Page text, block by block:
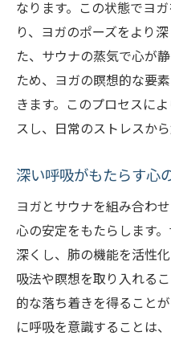
なります。この状態でヨ
り、ヨガのポーズをより
た、サウナの蒸気で心が
ため、ヨガの瞑想的な要
きます。このプロセスに
スし、日常のストレスから
深い呼吸がもたらす心
ヨガとサウナを組み合わ
心の安定をもたらします
深くし、肺の機能を活性
吸法や瞑想を取り入れる
的な落ち着きを得ること
に呼吸を意識することは